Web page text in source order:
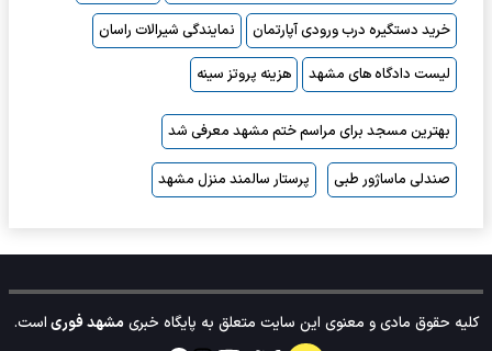
خرید دستگیره درب ورودی آپارتمان
نمایندگی شیرالات راسان
لیست دادگاه های مشهد
هزینه پروتز سینه
بهترین مسجد برای مراسم ختم مشهد معرفی شد
صندلی ماساژور طبی پرستار سالمند منزل مشهد
کلیه حقوق مادی و معنوی این سایت متعلق به پایگاه خبریمشهد فوریاست.